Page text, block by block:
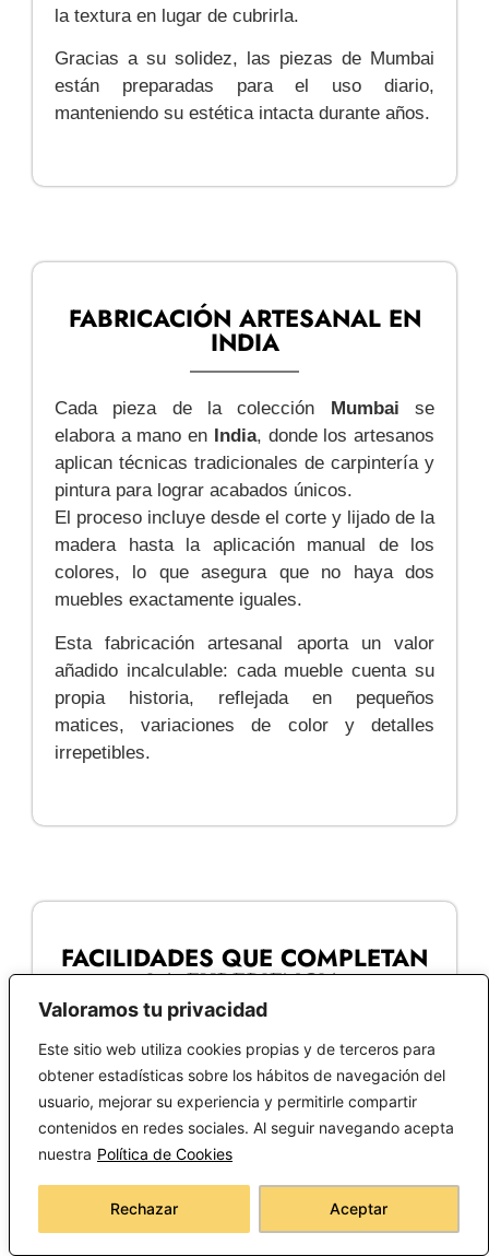
Valoramos tu privacidad
Este sitio web utiliza cookies propias y de terceros para
obtener estadísticas sobre los hábitos de navegación del
usuario, mejorar su experiencia y permitirle compartir
contenidos en redes sociales. Al seguir navegando acepta
nuestra Política de Cookies
Rechazar Aceptar
la textura en lugar de cubrirla.
Gracias a su solidez, las piezas de Mumbai
están preparadas para el uso diario,
manteniendo su estética intacta durante años.
FABRICACIÓN ARTESANAL EN
INDIA
Cada pieza de la colección Mumbai se
elabora a mano en
India, donde los artesanos
aplican técnicas tradicionales de carpintería y
pintura para lograr acabados únicos.
El proceso incluye desde el corte y lijado de la
madera hasta la aplicación manual de los
colores, lo que asegura que no haya dos
muebles exactamente iguales.
Esta fabricación artesanal aporta un valor
añadido incalculable: cada mueble cuenta su
propia historia, reflejada en pequeños
matices, variaciones de color y detalles
irrepetibles.
FACILIDADES QUE COMPLETAN
LA EXPERIENCIA
Comprar muebles de la colección Mumbaies
apostar por el diseño, la autenticidad y la
funcionalidad. Todos los productos incluyen
años de garantía, y puedesfinanciar tu
compra a plazoscon
más fácil renovar tu hogar.
Además, si haces tu pedido enLa Tienda de